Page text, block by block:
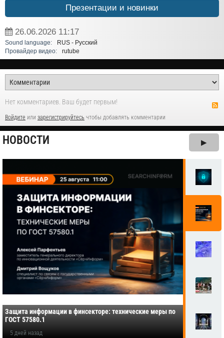
Презентации и новинки
26.06.2026 11:17
Sound language:
RUS - Русский
Провайдер видео:
rutube
Нет комментариев. Ваш будет первым!
Войдите или зарегистрируйтесь чтобы добавлять комментарии
НОВОСТИ ▶
Защита информации в финсекторе: технические меры по
ГОСТ 57580.1
5 дней назад